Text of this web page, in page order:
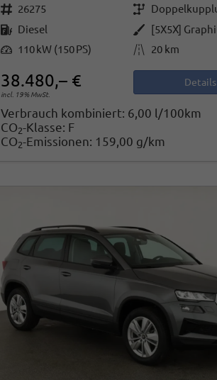
Fahrzeugnr. 26275 Getriebe
Kraftstoff Diesel Außenfarbe
Leistung 110 kW (150 PS) Kilometerstand 20 km
38.480,– €
incl. 19% MwSt.
Details
Verbrauch kombiniert: 6,00 l/100km
CO2-Klasse: F
CO2-Emissionen: 159,00 g/km